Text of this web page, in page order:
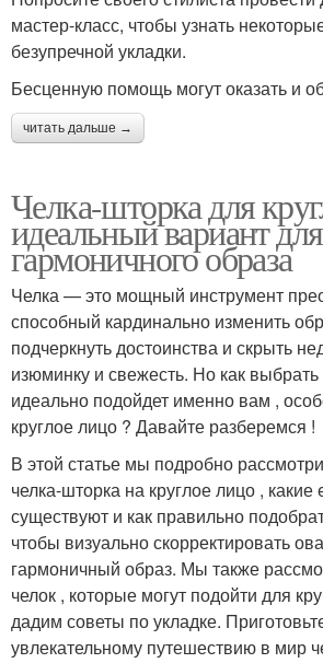
мастер-класс, чтобы узнать
безупречной укладки.
Бесценную помощь могут оказать и
читать дальше →
Челка-шторка для
идеальный вариант для
гармоничного образа
Челка — это мощный инструмент
способный кардинально изменить
подчеркнуть достоинства и скрыть
изюминку и свежесть. Но как выбрать
идеально подойдет именно вам ,
круглое лицо ? Давайте разберемся !
В этой статье мы подробно
челка-шторка на круглое лицо ,
существуют и как правильно
чтобы визуально скорректировать
гармоничный образ. Мы также
челок , которые могут подойти для
дадим советы по укладке.
увлекательному путешествию в мир